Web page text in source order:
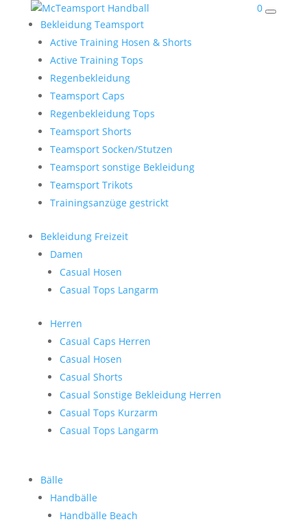
0
Bekleidung Teamsport
Active Training Hosen & Shorts
Active Training Tops
Regenbekleidung
Teamsport Caps
Regenbekleidung Tops
Teamsport Shorts
Teamsport Socken/Stutzen
Teamsport sonstige Bekleidung
Teamsport Trikots
Trainingsanzüge gestrickt
Bekleidung Freizeit
Damen
Casual Hosen
Casual Tops Langarm
Herren
Casual Caps Herren
Casual Hosen
Casual Shorts
Casual Sonstige Bekleidung Herren
Casual Tops Kurzarm
Casual Tops Langarm
Bälle
Handbälle
Handbälle Beach